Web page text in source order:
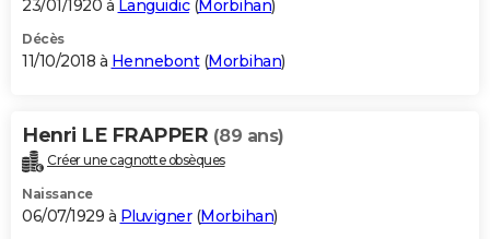
23/01/1920 à Languidic(Morbihan)
Décès
11/10/2018 à Hennebont(Morbihan)
Henri LE FRAPPER (89 ans)
Créer une cagnotte obsèques
Naissance
06/07/1929 à Pluvigner(Morbihan)